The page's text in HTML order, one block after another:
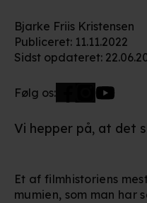
Bjarke Friis Kristensen
Publiceret: 11.11.2022
Sidst opdateret:
Følg os:
Vi hepper på, at det
Et af filmhistoriens
mumien, som man har